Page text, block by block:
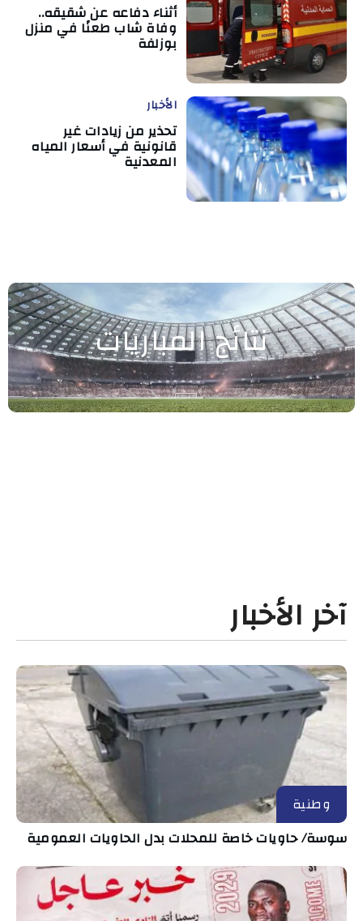
أثناء دفاعه عن شقيقه..
وفاة شاب طعنًا في منزل
بوزلفة
الأخبار
تحذير من زيادات غير
قانونية في أسعار المياه
المعدنية
نتائج المباريات
آخر الأخبار
وطنية
سوسة/ حاويات خاصة للمحلات بدل الحاويات العمومية